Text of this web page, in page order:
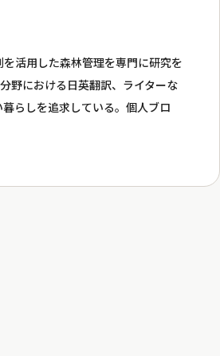
活用した森林管理を専門に研究を
野における日英翻訳、ライターな
らしを追求している。個人ブロ